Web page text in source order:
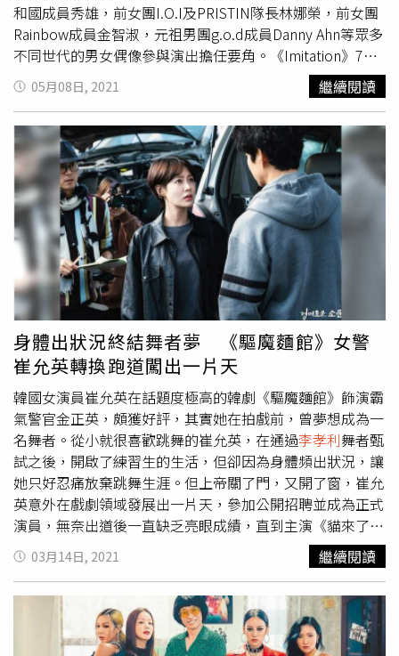
強大的姐們之中也絲毫不遜色。熱愛性感街頭風格，展現過
人身材的 Jessi，以粉色針織 Bra Top 與同色調短外套搭配
淺杏色高腰寬褲，再加上嶄新的短髮造型，展現性感又不失
優雅魅力。
和國成員秀雄，前女團I.O.I及PRISTIN隊長林娜榮，前女團
Rainbow成員金智淑，元祖男團g.o.d成員Danny Ahn等眾多
不同世代的男女偶像參與演出擔任要角。《Imitation》7日
在首爾舉行上檔記者會，最新公開預告中，可看到芝妍飾演
韓國歌謠界最火紅的個唱女歌手「羅莉曼」，因傾心於由濬
榮飾演的當紅偶像團體成員「權力」，而找上由鄭知蘇飾
演、靠模仿自己為賣點的歌壇無名新人「李麻夏」嗆聲，三
人之間的感情會如何變化非常引人好奇。芝妍表示雖然自己
擁有長期的偶像女團經驗，但想演好個唱女歌手的話還需更
多努力，因此大量參考了嚴正花、李孝利的表演，盡力打造
羅莉曼的獨特魅力。濬榮則謙虛表示在看過原作之後，發現
自己即將飾演的人物太帥太完美了，因此在演出上覺得壓力
很大，為了好好表現這個人氣角色而做了很多練習。在《寄
生上流》中飾演貴婦趙汝珍女的鄭知蘇，坦言這次飾演歌手
壓力很大，尤其劇中的許多角色都是找偶像出身的人來飾
演，讓自己沒時間顧及壓力只能全心投入在歌唱與舞蹈練習
中；而且原本的體態比原作中的女主角「李麻夏」還胖不
少，因此在開拍前的準備期間除了練習舞蹈之外還得管理體
重。熱血青春勵志劇《Imitation》，friDay影音即日起每周
五晚間獨家與韓國同日更新。
05月08日, 2021 繼續閱讀
身體出狀況終結舞者夢 《驅魔麵館》女警
崔允英轉換跑道闖出一片天
韓國女演員崔允英在話題度極高的韓劇《驅魔麵館》飾演霸
氣警官金正英，頗獲好評，其實她在拍戲前，曾夢想成為一
名舞者。從小就很喜歡跳舞的崔允英，在通過李孝利舞者甄
試之後，開啟了練習生的生活，但卻因為身體頻出狀況，讓
她只好忍痛放棄跳舞生涯。但上帝關了門，又開了窗，崔允
英意外在戲劇領域發展出一片天，參加公開招聘並成為正式
演員，無奈出道後一直缺乏亮眼成績，直到主演《貓來了》
奪下KBS演技大賞「日日連續劇女子優秀演技獎」才受到矚
目，更被稱為「日日劇女王」。崔允英主演的韓劇《前世的
冤家》，故事敘述兩個家族為了解開存在已久的秘辛與恩
怨，而成為真正家人的故事。（圖／中天提供）她主演的韓
劇《前世的冤家》，劇情敘述兩個家族為了解開存在已久的
03月14日, 2021 繼續閱讀